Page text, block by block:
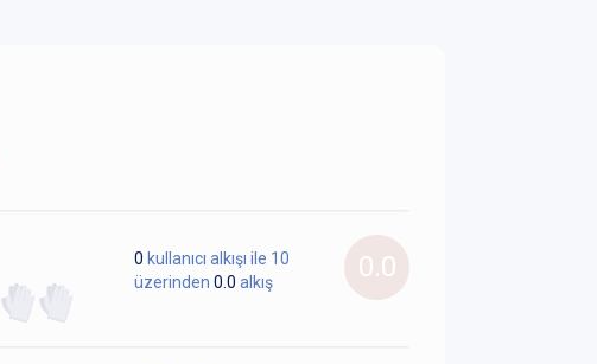
0.0
0 kullanıcı alkışı ile 10
üzerinden 0.0 alkış